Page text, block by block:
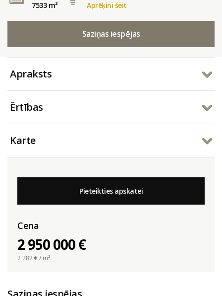
7533 m² Aprēķini šeit
Saziņas iespējas
Apraksts
Ērtības
Karte
Pieteikties apskatei
Cena
2 950 000 €
2 282€ / m²